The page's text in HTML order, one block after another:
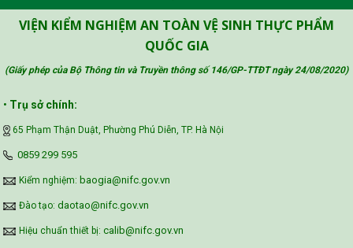
Công đoàn Y tế Việt Nam
Safe Food for Growth Project (SAFEGRO)
Vietnam Center for Food Safety Risk
VIỆN KIỂM NGHIỆM AN TOÀN VỆ SINH THỰC PHẨM
QUỐC GIA
(Giấy phép của Bộ Thông tin và Truyền thông số 146/GP-TTĐT ngày 24/08/2020)
• Trụ sở chính:
65 Phạm Thận Duật, Phường Phú Diễn, TP. Hà Nội
‪0859 299 595‬
Kiểm nghiệm: baogia@nifc.gov.vn
Đào tạo: daotao@nifc.gov.vn
Hiệu chuẩn thiết bị: calib@nifc.gov.vn